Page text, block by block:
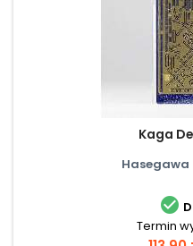
Kaga
Hasegawa

Termin